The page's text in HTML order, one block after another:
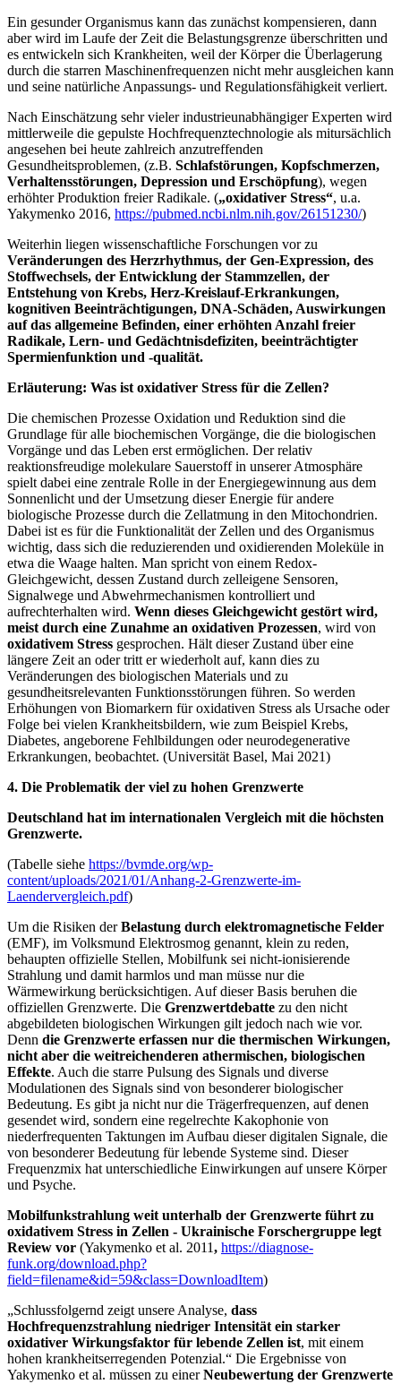
Ein gesunder Organismus kann das zunächst kompensieren, dann
aber wird im Laufe der Zeit die Belastungsgrenze überschritten und
es entwickeln sich Krankheiten, weil der Körper die Überlagerung
durch die starren Maschinenfrequenzen nicht mehr ausgleichen kann
und seine natürliche Anpassungs- und Regulationsfähigkeit verliert.
Nach Einschätzung sehr vieler industrieunabhängiger Experten wird
mittlerweile die gepulste Hochfrequenztechnologie als mitursächlich
angesehen bei heute zahlreich anzutreffenden
Gesundheitsproblemen, (z.B. Schlafstörungen, Kopfschmerzen,
Verhaltensstörungen, Depression und Erschöpfung), wegen
erhöhter Produktion freier Radikale. („oxidativer Stress“, u.a.
Yakymenko 2016, https://pubmed.ncbi.nlm.nih.gov/26151230/)
Weiterhin liegen wissenschaftliche Forschungen vor zu
Veränderungen des Herzrhythmus, der Gen-Expression, des
Stoffwechsels, der Entwicklung der Stammzellen, der
Entstehung von Krebs, Herz-Kreislauf-Erkrankungen,
kognitiven Beeinträchtigungen, DNA-Schäden, Auswirkungen
auf das allgemeine Befinden, einer erhöhten Anzahl freier
Radikale, Lern- und Gedächtnisdefiziten, beeinträchtigter
Spermienfunktion und -qualität.
Erläuterung: Was ist oxidativer Stress für die Zellen?
Die chemischen Prozesse Oxidation und Reduktion sind die
Grundlage für alle biochemischen Vorgänge, die die biologischen
Vorgänge und das Leben erst ermöglichen. Der relativ
reaktionsfreudige molekulare Sauerstoff in unserer Atmosphäre
spielt dabei eine zentrale Rolle in der Energiegewinnung aus dem
Sonnenlicht und der Umsetzung dieser Energie für andere
biologische Prozesse durch die Zellatmung in den Mitochondrien.
Dabei ist es für die Funktionalität der Zellen und des Organismus
wichtig, dass sich die reduzierenden und oxidierenden Moleküle in
etwa die Waage halten. Man spricht von einem Redox-
Gleichgewicht, dessen Zustand durch zelleigene Sensoren,
Signalwege und Abwehrmechanismen kontrolliert und
aufrechterhalten wird. Wenn dieses Gleichgewicht gestört wird,
meist durch eine Zunahme an oxidativen Prozessen, wird von
oxidativem Stress gesprochen. Hält dieser Zustand über eine
längere Zeit an oder tritt er wiederholt auf, kann dies zu
Veränderungen des biologischen Materials und zu
gesundheitsrelevanten Funktionsstörungen führen. So werden
Erhöhungen von Biomarkern für oxidativen Stress als Ursache oder
Folge bei vielen Krankheitsbildern, wie zum Beispiel Krebs,
Diabetes, angeborene Fehlbildungen oder neurodegenerative
Erkrankungen, beobachtet. (Universität Basel, Mai 2021)
4. Die Problematik der viel zu hohen Grenzwerte
Deutschland hat im internationalen Vergleich mit die höchsten
Grenzwerte.
(Tabelle siehe https://bvmde.org/wp-
content/uploads/2021/01/Anhang-2-Grenzwerte-im-
Laendervergleich.pdf)
Um die Risiken derBelastung durch elektromagnetische Felder
(EMF), im Volksmund Elektrosmog genannt, klein zu reden,
behaupten offizielle Stellen, Mobilfunk sei nicht-ionisierende
Strahlung und damit harmlos und man müsse nur die
Wärmewirkung berücksichtigen. Auf dieser Basis beruhen die
offiziellen Grenzwerte. Die Grenzwertdebatte zu den nicht
abgebildeten biologischen Wirkungen gilt jedoch nach wie vor.
Denn die Grenzwerte erfassen nur die thermischen Wirkungen,
nicht aber die weitreichenderen athermischen, biologischen
Effekte. Auch die starre Pulsung des Signals und diverse
Modulationen des Signals sind von besonderer biologischer
Bedeutung. Es gibt ja nicht nur die Trägerfrequenzen, auf denen
gesendet wird, sondern eine regelrechte Kakophonie von
niederfrequenten Taktungen im Aufbau dieser digitalen Signale, die
von besonderer Bedeutung für lebende Systeme sind. Dieser
Frequenzmix hat unterschiedliche Einwirkungen auf unsere Körper
und Psyche.
Mobilfunkstrahlung weit unterhalb der Grenzwerte führt zu
oxidativem Stress in Zellen - Ukrainische Forschergruppe legt
Review vor (Yakymenko et al. 2011, https://diagnose-
funk.org/download.php?
field=filename&id=59&class=DownloadItem)
„Schlussfolgernd zeigt unsere Analyse, dass
Hochfrequenzstrahlung niedriger Intensität ein starker
oxidativer Wirkungsfaktor für lebende Zellen ist, mit einem
hohen krankheitserregenden Potenzial.“ Die Ergebnisse von
Yakymenko et al. müssen zu einerNeubewertung der Grenzwerte